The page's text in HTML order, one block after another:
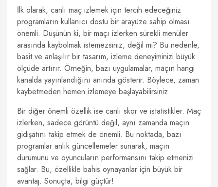
İlk olarak, canlı maç izlemek için tercih edeceğiniz
programların kullanıcı dostu bir arayüze sahip olması
önemli. Düşünün ki, bir maçı izlerken sürekli menüler
arasında kaybolmak istemezsiniz, değil mi? Bu nedenle,
basit ve anlaşılır bir tasarım, izleme deneyiminizi büyük
ölçüde artırır. Örneğin, bazı uygulamalar, maçın hangi
kanalda yayınlandığını anında gösterir. Böylece, zaman
kaybetmeden hemen izlemeye başlayabilirsiniz.
Bir diğer önemli özellik ise canlı skor ve istatistikler. Maç
izlerken, sadece görüntü değil, aynı zamanda maçın
gidişatını takip etmek de önemli. Bu noktada, bazı
programlar anlık güncellemeler sunarak, maçın
durumunu ve oyuncuların performansını takip etmenizi
sağlar. Bu, özellikle bahis oynayanlar için büyük bir
avantaj. Sonuçta, bilgi güçtür!